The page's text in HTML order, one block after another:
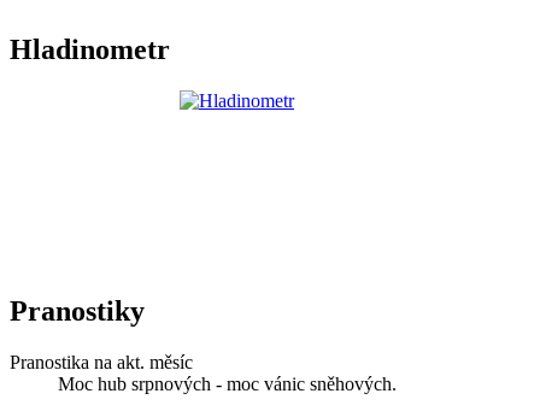
Hladinometr
Pranostiky
Pranostika na akt. měsíc
Moc hub srpnových - moc vánic sněhových.